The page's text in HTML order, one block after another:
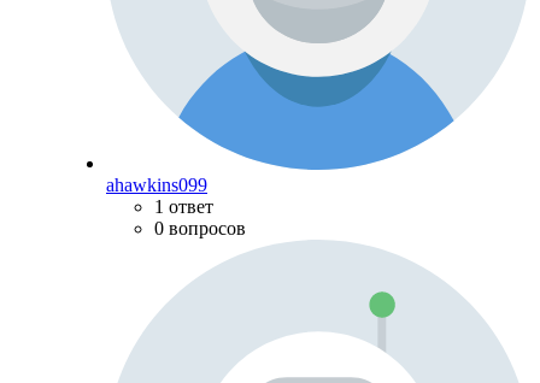
ahawkins099
1 ответ
0 вопросов